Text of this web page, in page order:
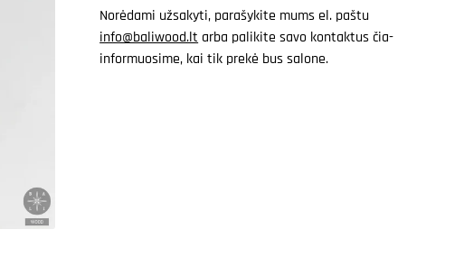
Norėdami užsakyti, parašykite mums el. paštu
info@baliwood.lt arba palikite savo kontaktus čia-
informuosime, kai tik prekė bus salone.